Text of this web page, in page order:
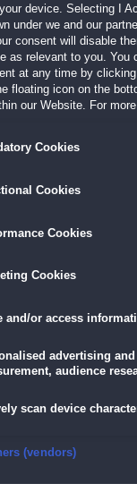
Winter bewahren?
Auch wenn du
Reise wirst du auf viele
World-Reihe
um 17:07
beeindruckend. Es
device. Selecting I
under we and our
consent will disable
as relevant to you. You
at any time by
floating icon on the
our Website. For
Cookies
Cookies
Cookies
Cookies
and/or access
advertising
audience
scan device
security, prevent
(vendors)